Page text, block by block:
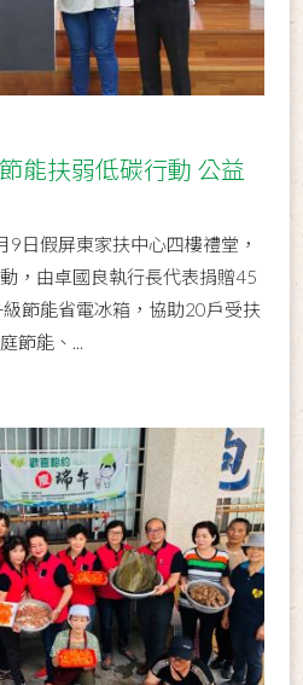
能扶弱低碳行動 公益
日假屏東家扶中心四樓禮堂，
，由卓國良執行長代表捐贈45
節能省電冰箱，協助20戶受扶
節能、...